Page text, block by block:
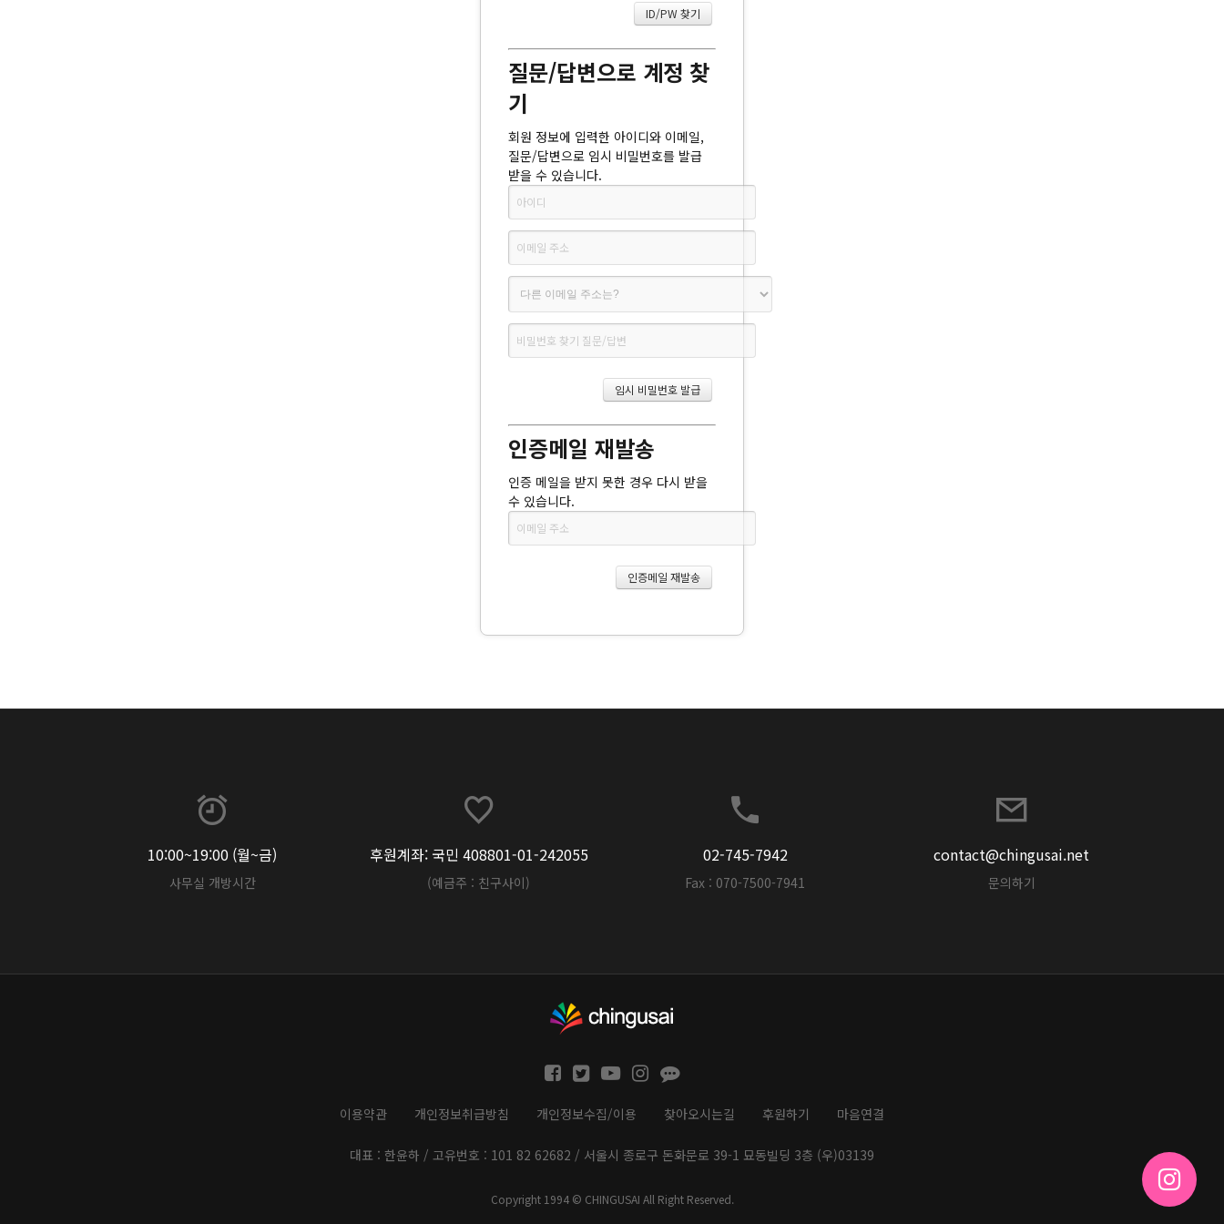
질문/답변으로 계정 찾
기
회원 정보에 입력한 아이디와 이메일,
질문/답변으로 임시 비밀번호를 발급
받을 수 있습니다.
인증메일 재발송
인증 메일을 받지 못한 경우 다시 받을
수 있습니다.
10:00~19:00 (월~금)
사무실 개방시간
후원계좌: 국민 408801-01-242055
(예금주 : 친구사이)
02-745-7942
Fax : 070-7500-7941
contact@chingusai.net
문의하기
이용약관 개인정보취급방침 개인정보수집/이용 찾아오시는길 후원하기 마음연결
대표 : 한윤하 / 고유번호 : 101 82 62682 / 서울시 종로구 돈화문로 39-1 묘동빌딩 3층 (우)03139
Copyright 1994 © CHINGUSAI All Right Reserved.